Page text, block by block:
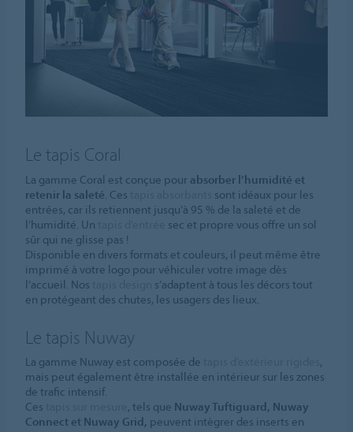
Le tapis Coral
La gamme Coral est conçue pour absorber l’humidité et
retenir la saleté. Ces
sont idéaux pour les
entrées, car ils retiennent jusqu’à 95 % de la saleté et de
l’humidité. Un
sec et propre vous offre un sol
sûr qui ne glisse pas !
Disponible en divers formats et couleurs, il peut même être
imprimé à votre logo pour véhiculer votre image dès
l’accueil. Nos
s’adaptent à tous les décors tout
en protégeant des chutes, les usagers des lieux.
Le tapis Nuway
La gamme Nuway est composée de
,
mais peut également être installée en intérieur sur les zones
de trafic intensif.
Ces
, tels que Nuway Tuftiguard, Nuway
Connect et Nuway Grid, peuvent intègrer des inserts en